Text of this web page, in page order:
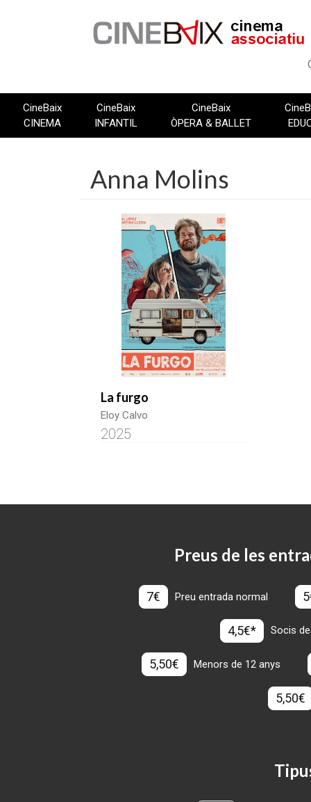
CineBaix
CINEMA
CineBaix
INFANTIL
CineBaix
ÒPERA & BALLET
Anna Molins
La furgo
Eloy Calvo
2025
Preus de les
7€ Preu entrada normal
4,5€* Socis
5,50€ Menors de 12 anys
5,50€